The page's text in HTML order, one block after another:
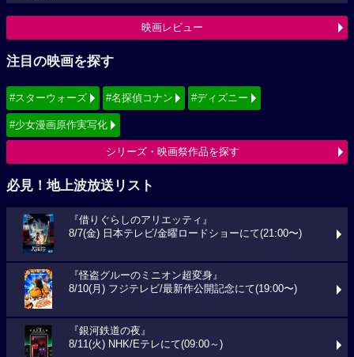
映画レビュー
注目の映画を探す
#スターウォーズ #名探偵コナン #ディズニー
#少女漫画原作実写化
シリーズ・映画祭作品を探す
必見！地上波放送リスト
『借りぐらしのアリエッティ』
8/7(金) 日本テレビ/金曜ロードショーにて(21:00〜)
『怪盗グルーのミニオン超変身』
8/10(月) フジテレビ/最新作公開記念にて(19:00〜)
『銀河鉄道の夜』
8/11(火) NHK/Eテレにて(09:00～)